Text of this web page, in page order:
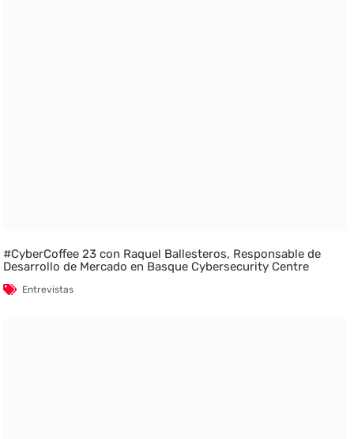
#CyberCoffee 23 con Raquel Ballesteros, Responsable de
Desarrollo de Mercado en Basque Cybersecurity Centre
Entrevistas